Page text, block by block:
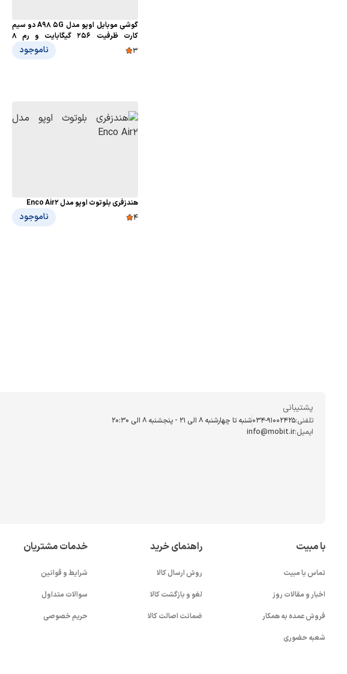
گوشی موبایل اوپو مدل A98 5G دو سیم
کارت ظرفیت 256 گیگابایت و رم 8
گیگابایت
3 ناموجود
هندزفری بلوتوث اوپو مدل Enco Air2
4
ناموجود
پشتیبانی
تلفنی:034-91002425شنبه تا چهارشنبه ۸ الی ۲۱ - پنجشنبه 8 الی ۲۰:۳۰
ایمیل:info@mobit.ir
با مبیت
تماس با مبیت
اخبار و مقالات روز
فروش عمده به همکار
شعبه حضوری
راهنمای خرید
روش ارسال کالا
لغو و بازگشت کالا
ضمانت اصالت کالا
خدمات مشتریان
شرایط و قوانین
سوالات متداول
حریم خصوصی